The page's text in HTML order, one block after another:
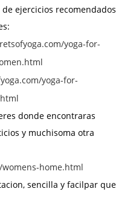
ejercicios recomendados
yoga-for-
yoga-for-
donde encontraras
y muchisoma otra
home.html
sencilla y facilpar que